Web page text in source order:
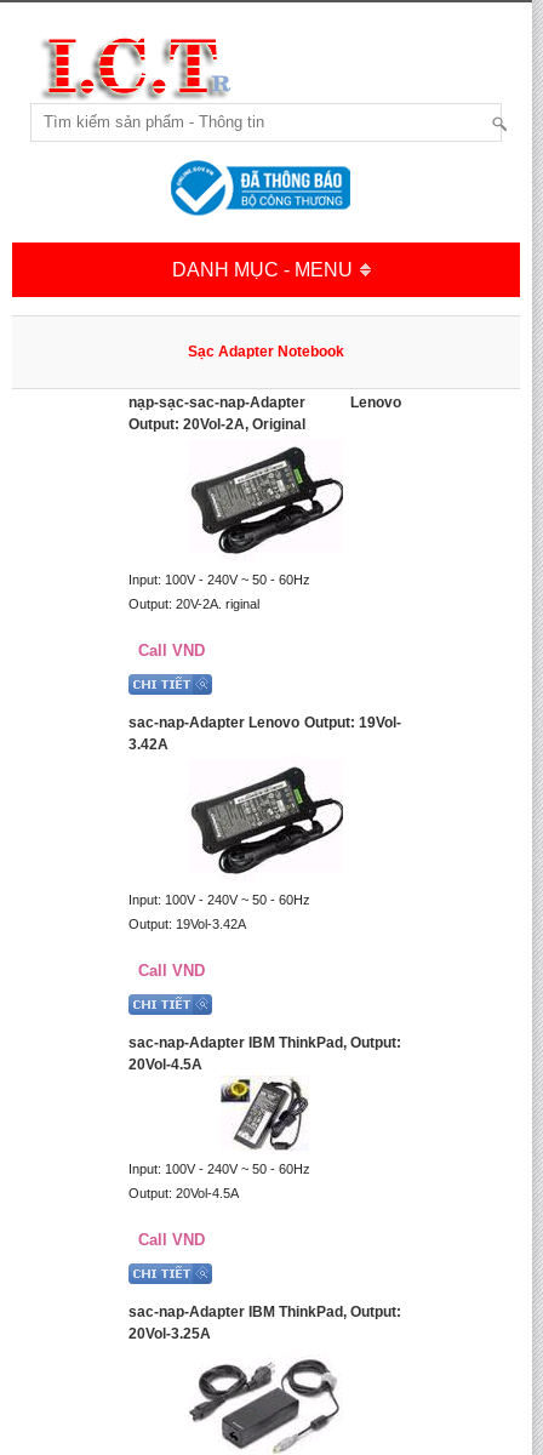
DANH MỤC - MENU
Sạc Adapter Notebook
nạp-sạc-sac-nap-Adapter Lenovo
Output: 20Vol-2A, Original
Input: 100V - 240V ~ 50 - 60Hz
Output: 20V-2A. riginal
Call VND
sac-nap-Adapter Lenovo Output: 19Vol-
3.42A
Input: 100V - 240V ~ 50 - 60Hz
Output: 19Vol-3.42A
Call VND
sac-nap-Adapter IBM ThinkPad, Output:
20Vol-4.5A
Input: 100V - 240V ~ 50 - 60Hz
Output: 20Vol-4.5A
Call VND
sac-nap-Adapter IBM ThinkPad, Output:
20Vol-3.25A